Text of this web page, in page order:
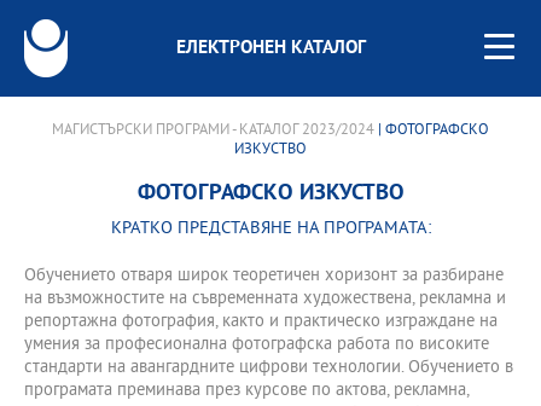
ЕЛЕКТРОНЕН КАТАЛОГ
МАГИСТЪРСКИ ПРОГРАМИ - КАТАЛОГ 2023/2024 | ФОТОГРАФСКО
ИЗКУСТВО
ФОТОГРАФСКО ИЗКУСТВО
КРАТКО ПРЕДСТАВЯНЕ НА ПРОГРАМАТА:
Обучението отваря широк теоретичен хоризонт за разбиране
на възможностите на съвременната художествена, рекламна и
репортажна фотография, както и практическо изграждане на
умения за професионална фотографска работа по високите
стандарти на авангардните цифрови технологии. Обучението в
програмата преминава през курсове по актова, рекламна,